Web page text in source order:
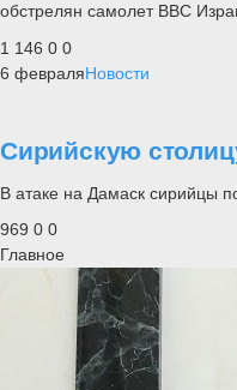
обстрелян самолет ВВС
1 146 0 0
6 февраляНовости
Сирийскую
В атаке на Дамаск сирийцы
969 0 0
Главное